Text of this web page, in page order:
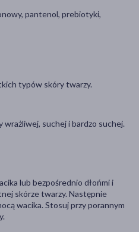
pantenol, prebiotyki,
typów skóry twarzy.
wrażliwej, suchej i bardzo suchej.
lub bezpośrednio dłońmi i
skórze twarzy. Następnie
wacika. Stosuj przy porannym